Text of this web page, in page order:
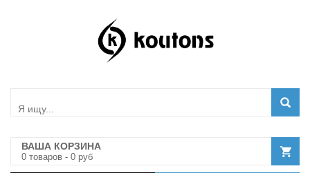
ВАША КОРЗИНА
0 товаров - 0 руб